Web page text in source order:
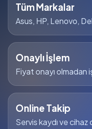
Tüm Markalar
Asus, HP, Lenovo,
Onaylı İşlem
Fiyat onayı olmadan
Online Takip
Servis kaydı ve cihaz